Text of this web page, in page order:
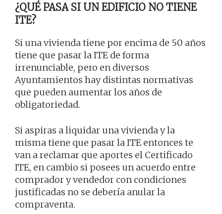
¿QUÉ PASA SI UN EDIFICIO NO TIENE
ITE?
Si una vivienda tiene por encima de 50 años
tiene que pasar la ITE de forma
irrenunciable, pero en diversos
Ayuntamientos hay distintas normativas
que pueden aumentar los años de
obligatoriedad.
Si aspiras a liquidar una vivienda y la
misma tiene que pasar la ITE entonces te
van a reclamar que aportes el Certificado
ITE, en cambio si posees un acuerdo entre
comprador y vendedor con condiciones
justificadas no se debería anular la
compraventa.